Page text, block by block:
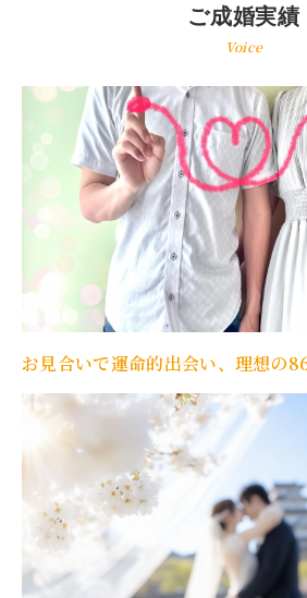
ご成婚実績
Voice
お見合いで運命的出会い、理想の